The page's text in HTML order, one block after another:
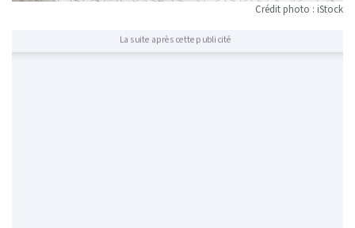
Crédit photo : iStock
La suite après cette publicité